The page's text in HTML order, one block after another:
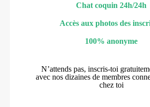
Chat coquin 24h/24h
Accès aux photos des
100% anonyme
N’attends pas, inscris-toi
avec nos dizaines de membres
chez toi